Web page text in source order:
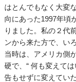
はとんでもなく大変
向にあった1997年頃
りました。私の２代
ンから来た方で、い
当時は、アメリカ側
硬で、“ 何も変えて
告もせずに変えてい